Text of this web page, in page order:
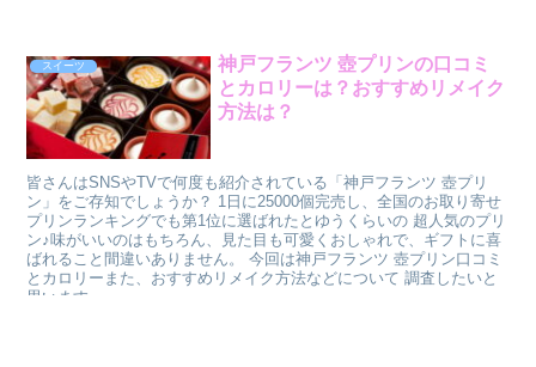
スイーツ
神戸フランツ 壺プリンの口コミ
とカロリーは？おすすめリメイク
方法は？
皆さんはSNSやTVで何度も紹介されている「神戸フランツ 壺プリ
ン」をご存知でしょうか？ 1日に25000個完売し、全国のお取り寄せ
プリンランキングでも第1位に選ばれたとゆうくらいの 超人気のプリ
ン♪味がいいのはもちろん、見た目も可愛くおしゃれで、ギフトに喜
ばれること間違いありません。 今回は神戸フランツ 壺プリン口コミ
とカロリーまた、おすすめリメイク方法などについて 調査したいと
思います。